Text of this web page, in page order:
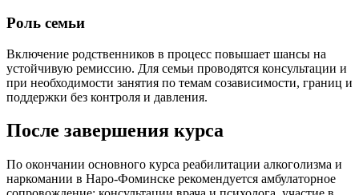
Роль семьи
Включение родственников в процесс повышает шансы на
устойчивую ремиссию. Для семьи проводятся консультации и
при необходимости занятия по темам созависимости, границ и
поддержки без контроля и давления.
После завершения курса
По окончании основного курса реабилитации алкоголизма и
наркомании в Наро-Фоминске рекомендуется амбулаторное